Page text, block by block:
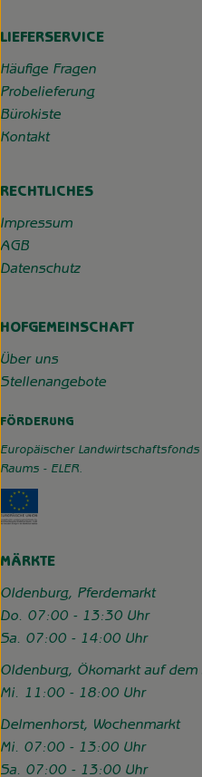
LIEFERSERVICE
Häufige Fragen
Probelieferung
Bürokiste
Kontakt
RECHTLICHES
Impressum
AGB
Datenschutz
HOFGEMEINSCHAFT
Über uns
Stellenangebote
FÖRDERUNG
Europäischer
Raums - ELER.
MÄRKTE
Oldenburg, Pferdemarkt
Do. 07:00 - 13:30 Uhr
Sa. 07:00 - 14:00 Uhr
Oldenburg, Ökomarkt auf dem
Mi. 11:00 - 18:00 Uhr
Delmenhorst, Wochenmarkt
Mi. 07:00 - 13:00 Uhr
Sa. 07:00 - 13:00 Uhr